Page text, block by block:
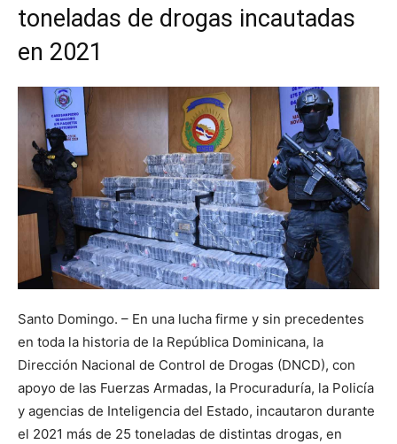
toneladas de drogas incautadas
en 2021
Santo Domingo. – En una lucha firme y sin precedentes
en toda la historia de la República Dominicana, la
Dirección Nacional de Control de Drogas (DNCD), con
apoyo de las Fuerzas Armadas, la Procuraduría, la Policía
y agencias de Inteligencia del Estado, incautaron durante
el 2021 más de 25 toneladas de distintas drogas, en